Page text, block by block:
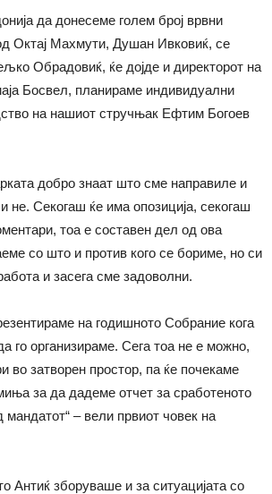
да донесеме голем број врвни
Октај Махмути, Душан Ивковиќ, се
Обрадовиќ, ќе дојде и директорот на
Босвел, планираме индивидуални
на нашиот стручњак Ефтим Богоев
добро знаат што сме направиле и
не. Секогаш ќе има опозиција, секогаш
тоа е составен дел од ова
со што и против кого се бориме, но си
и засега сме задоволни.
на годишното Собрание кога
го организираме. Сега тоа не е можно,
во затворен простор, па ќе почекаме
за да дадеме отчет за сработеното
мандатот“ – вели првиот човек на
Антиќ зборуваше и за ситуацијата со